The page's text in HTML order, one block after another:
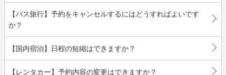
【バス旅行】予約をキャンセルするにはどうすればよいです
か？
【国内宿泊】日程の短縮はできますか？
【レンタカー】予約内容の変更はできますか？